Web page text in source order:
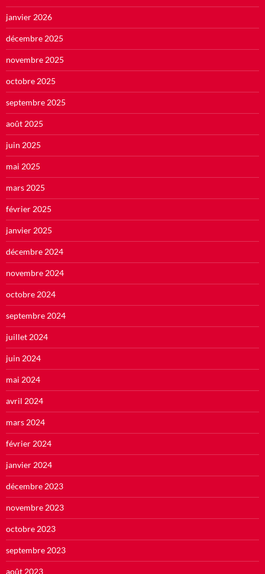
janvier 2026
décembre 2025
novembre 2025
octobre 2025
septembre 2025
août 2025
juin 2025
mai 2025
mars 2025
février 2025
janvier 2025
décembre 2024
novembre 2024
octobre 2024
septembre 2024
juillet 2024
juin 2024
mai 2024
avril 2024
mars 2024
février 2024
janvier 2024
décembre 2023
novembre 2023
octobre 2023
septembre 2023
août 2023